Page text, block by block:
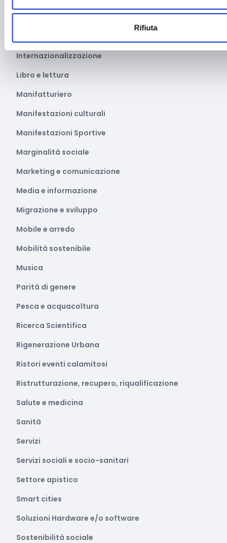
Rifiuta
Innovazione tecnologica, digitalizzazione, ICT
Internazionalizzazione
Libro e lettura
Manifatturiero
Manifestazioni culturali
Manifestazioni Sportive
Marginalità sociale
Marketing e comunicazione
Media e informazione
Migrazione e sviluppo
Mobile e arredo
Mobilità sostenibile
Musica
Parità di genere
Pesca e acquacoltura
Ricerca Scientifica
Rigenerazione Urbana
Ristori eventi calamitosi
Ristrutturazione, recupero, riqualificazione
Salute e medicina
Sanità
Servizi
Servizi sociali e socio-sanitari
Settore apistico
Smart cities
Soluzioni Hardware e/o software
Sostenibilità sociale